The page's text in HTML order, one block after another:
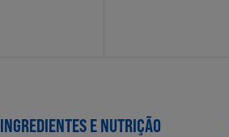
INGREDIENTES E NUTRIÇÃO